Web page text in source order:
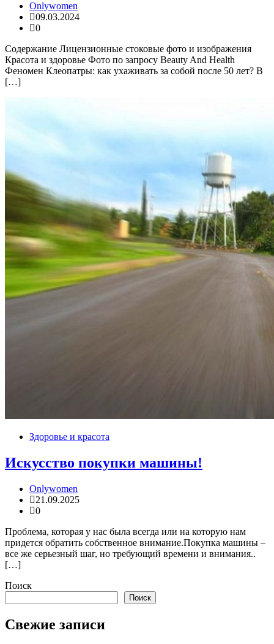
Onlywomen
09.03.2024
0
Содержание Лицензионные стоковые фото и изображения
Красота и здоровье Фото по запросу Beauty And Health
Феномен Клеопатры: как ухаживать за собой после 50 лет? В
[…]
Здоровье и красота
Искусство покупки машины!
Onlywomen
21.09.2025
0
Проблема, которая у нас была всегда или на которую нам
придется обратить собственное внимание.Покупка машины –
все же серьезный шаг, но требующий времени и внимания..
[…]
Поиск
Поиск
Свежие записи